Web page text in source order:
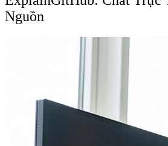
Nguồn